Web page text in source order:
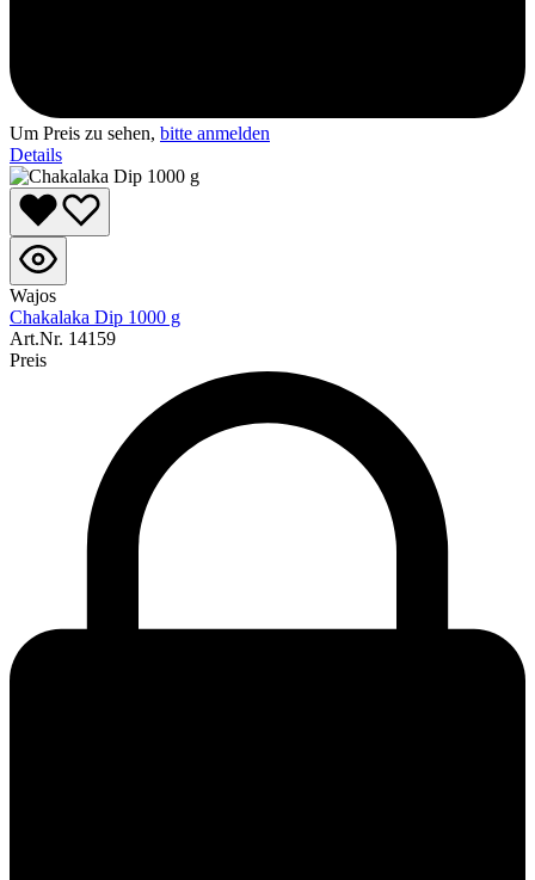
Um Preis zu sehen, bitte anmelden
Details
Wajos
Chakalaka Dip 1000 g
Art.Nr. 14159
Preis